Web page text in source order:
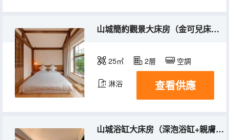
山城簡約觀景大床房（金可兒床墊+天然乳膠枕+親膚夏布床品）
25㎡ 2層 空調
淋浴 查看供應
山城浴缸大床房（深泡浴缸+親膚夏布床品+金可兒床墊）